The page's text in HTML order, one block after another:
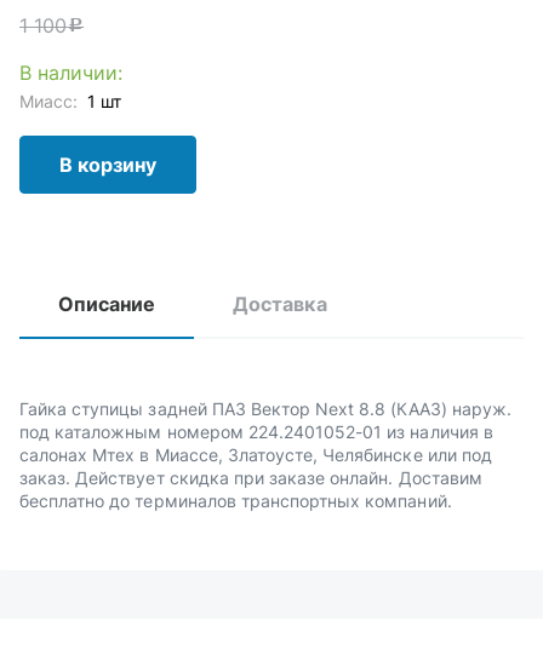
1 100c
В наличии:
Миасс: 1 шт
В корзину
Описание Доставка
Гайка ступицы задней ПАЗ Вектор Next 8.8 (КААЗ) наруж.
под каталожным номером 224.2401052-01 из наличия в
салонах Мтех в Миассе, Златоусте, Челябинске или под
заказ. Действует скидка при заказе онлайн. Доставим
бесплатно до терминалов транспортных компаний.